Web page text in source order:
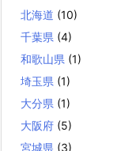
北海道 (10)
千葉県 (4)
和歌山県 (1)
埼玉県 (1)
大分県 (1)
大阪府 (5)
宮城県 (3)